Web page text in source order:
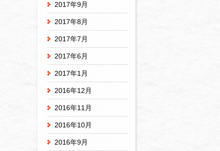
2017年9月
2017年8月
2017年7月
2017年6月
2017年1月
2016年12月
2016年11月
2016年10月
2016年9月